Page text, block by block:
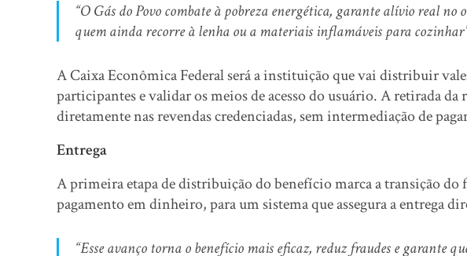
“O Gás do Povo combate à pobreza energética, garante alívio real no
quem ainda recorre à lenha ou a materiais inflamáveis para
A Caixa Econômica Federal será a instituição que vai distribuir
participantes e validar os meios de acesso do usuário. A retirada da
diretamente nas revendas credenciadas, sem intermediação de
Entrega
A primeira etapa de distribuição do benefício marca a transição do
pagamento em dinheiro, para um sistema que assegura a entrega
“Esse avanço torna o benefício mais eficaz, reduz fraudes e garante